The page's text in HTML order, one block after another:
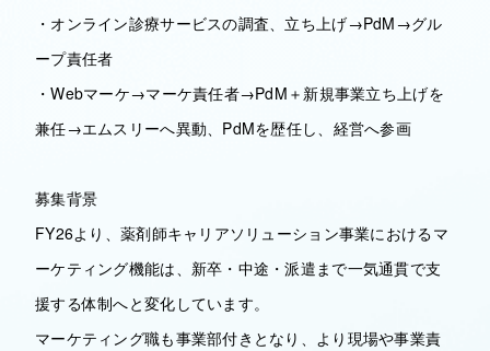
・オンライン診療サービスの調査、立ち上げ→PdM→グル
ープ責任者
・Webマーケ→マーケ責任者→PdM＋新規事業立ち上げを
兼任→エムスリーへ異動、PdMを歴任し、経営へ参画
募集背景
FY26より、薬剤師キャリアソリューション事業におけるマ
ーケティング機能は、新卒・中途・派遣まで一気通貫で支
援する体制へと変化しています。
マーケティング職も事業部付きとなり、より現場や事業責